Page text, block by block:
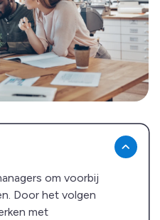
om voorbij
Door het volgen
met